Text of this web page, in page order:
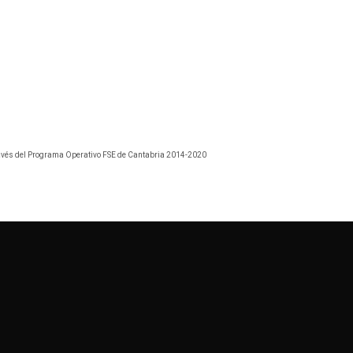
del Programa Operativo FSE de Cantabria 2014-2020